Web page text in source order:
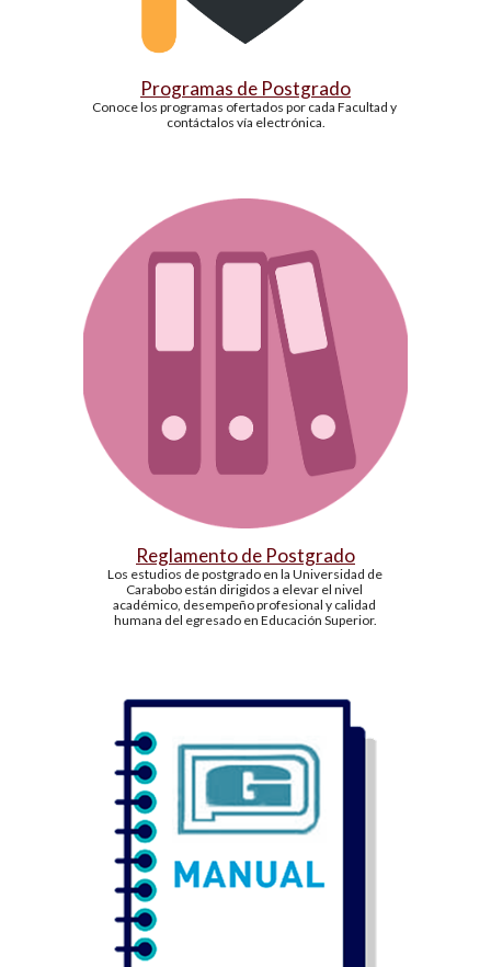
Programas de Postgrado
Conoce los programas ofertados por cada Facultad y
contáctalos vía electrónica.
Reglamento de Postgrado
Los estudios de postgrado en la Universidad de
Carabobo están dirigidos a elevar el nivel
académico, desempeño profesional y calidad
humana del egresado en Educación Superior.